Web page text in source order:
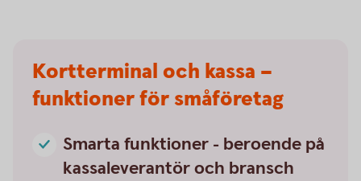
Kortterminal och kassa –
funktioner för småföretag
Smarta funktioner - beroende på
kassaleverantör och bransch